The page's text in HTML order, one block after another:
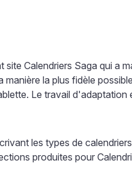
Calendriers Saga qui a
la plus fidèle
Le travail d'adaptation
les types de
produites pour